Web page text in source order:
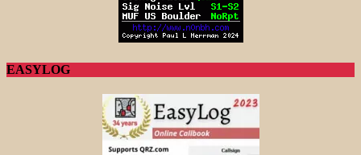
EASYLOG